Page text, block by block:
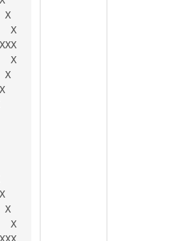
X
X
X